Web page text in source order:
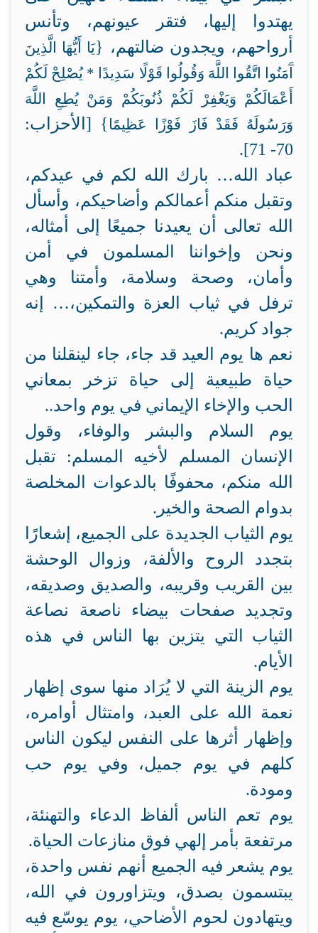
يهتدوا إليها، فتقر عيونهم، وتأنس
أرواحهم، ويجدون ضالتهم، {يَا أَيُّهَا الَّذِينَ
آَمَنُوا اتَّقُوا اللَّهَ وَقُولُوا قَوْلًا سَدِيدًا * يُصْلِحْ لَكُمْ
أَعْمَالَكُمْ وَيَغْفِرْ لَكُمْ ذُنُوبَكُمْ وَمَنْ يُطِعِ اللَّهَ
وَرَسُولَهُ فَقَدْ فَازَ فَوْزًا عَظِيمًا} [الأحزاب:
70- 71].
عباد الله… بارك الله لكم في عيدكم،
وتقبل منكم أعمالكم وأضاحيكم، وأسأل
الله تعالى أن يعيدنا جميعًا إلى أمثاله،
ونحن وإخواننا المسلمون في أمن
وأمان، وصحة وسلامة، وأمتنا وهي
ترفل في ثياب العزة والتمكين،… إنه
جواد كريم.
نعم ها يوم العيد قد جاء، جاء لينقلنا من
حياة طبيعية إلى حياة تزخر بمعاني
الحب والإخاء الإيماني في يوم واحد..
يوم السلام والبشر والوفاء، وقول
الإنسان المسلم لأخيه المسلم: تقبل
الله منكم، محفوفًا بالدعوات المخلصة
بدوام الصحة والخير.
يوم الثياب الجديدة على الجميع، إشعارًا
بتجدد الروح والألفة، وزوال الوحشة
بين القريب وقريبه، والصديق وصديقه،
وتجديد صفحات بيضاء ناصعة نصاعة
الثياب التي يتزين بها الناس في هذه
الأيام.
يوم الزينة التي لا يُرَاد منها سوى إظهار
نعمة الله على العبد، وامتثال أوامره،
وإظهار أثرها على النفس ليكون الناس
كلهم في يوم جميل، وفي يوم حب
ومودة.
يوم تعم الناس ألفاظ الدعاء والتهنئة،
مرتفعة بأمر إلهي فوق منازعات الحياة.
يوم يشعر فيه الجميع أنهم نفس واحدة،
يبتسمون بصدق، ويتزاورون في الله،
ويتهادون لحوم الأضاحي، يوم يوسّع فيه